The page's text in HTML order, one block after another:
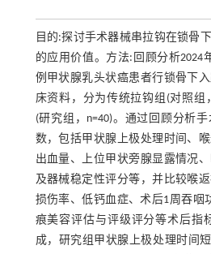
目的:探讨手术器械串拉钩在锁骨
的应用价值。方法:回顾分析2024
例甲状腺乳头状癌患者行锁骨下
床资料，分为传统拉钩组(对照组
(研究组，n=40)。通过回顾分析
数，包括甲状腺上极处理时间、
出血量、上位甲状旁腺显露情况
及器械稳定性评分等，并比较喉
损伤率、低钙血症、术后1周吞咽
痕美容评估与评级评分等术后指
成，研究组甲状腺上极处理时间短